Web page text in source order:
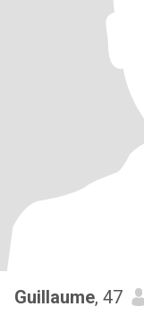
Guillaume, 47